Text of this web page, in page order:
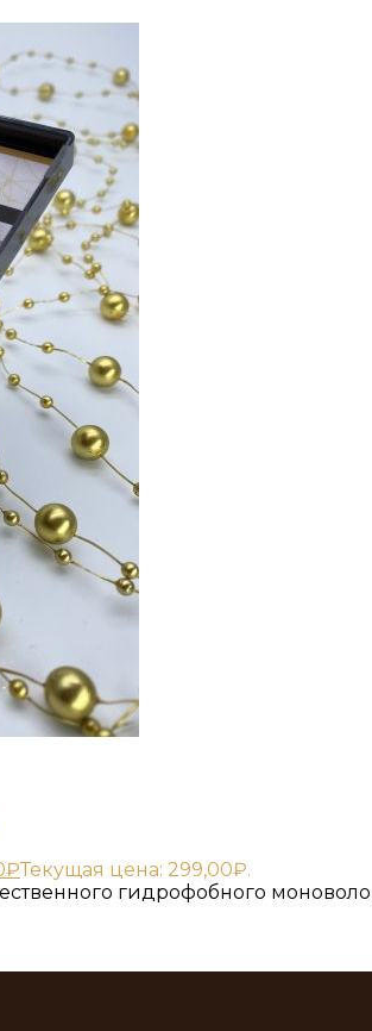
₽Текущая цена: 299,00₽.
гидрофобного